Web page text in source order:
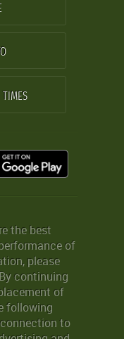
TIMES
the best
of
please
continuing
of
following
to